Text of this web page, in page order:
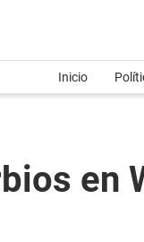
Inicio
en